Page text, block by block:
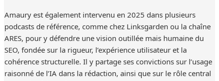
Amaury est également intervenu en 2025 dans plusieurs
podcasts de référence, comme chez Linksgarden ou la chaîne
ARES, pour y défendre une vision outillée mais humaine du
SEO, fondée sur la rigueur, l’expérience utilisateur et la
cohérence structurelle. Il y partage ses convictions sur l’usage
raisonné de l’IA dans la rédaction, ainsi que sur le rôle central